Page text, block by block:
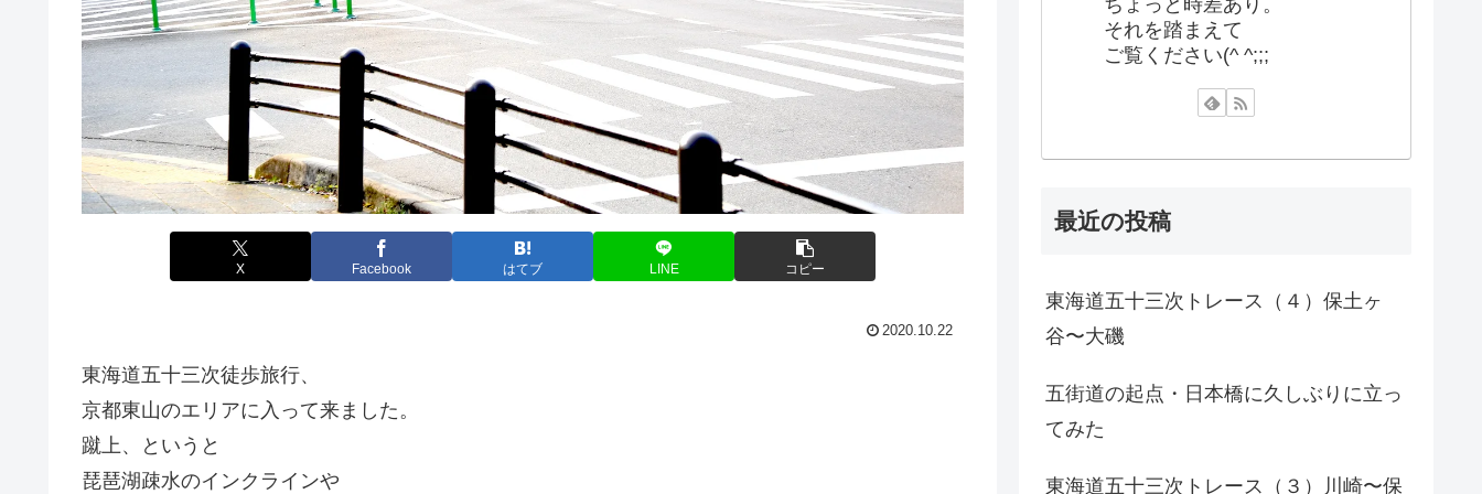
X Facebook はてブ LINE コピー
2020.10.22
東海道五十三次徒歩旅行、
京都東山のエリアに入って来ました。
蹴上、というと
琵琶湖疎水のインクラインや
それを踏まえて
ご覧ください(^ ^;;;
最近の投稿
東海道五十三次トレース（４）保土ヶ
谷〜大磯
五街道の起点・日本橋に久しぶりに立っ
てみた
東海道五十三次トレース（３）川崎〜保